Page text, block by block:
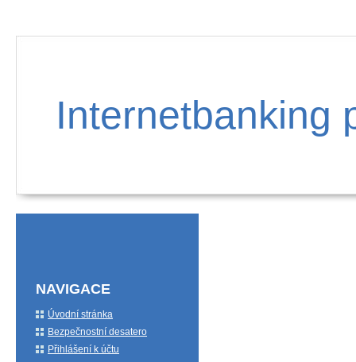
Internetbanking
NAVIGACE
Úvodní stránka
Bezpečnostní desatero
Přihlášení k účtu